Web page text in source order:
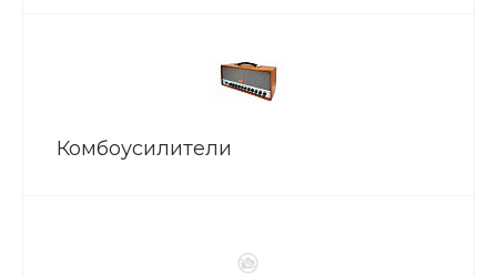
Комбоусилители